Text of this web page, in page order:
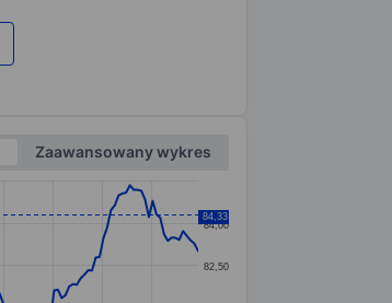
Zaawansowany wykres
82,50
84,00
84,33